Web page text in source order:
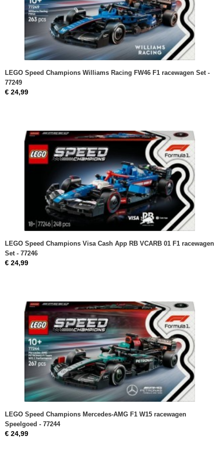
LEGO Speed Champions Williams Racing FW46 F1 racewagen Set -
77249
€ 24,99
LEGO Speed Champions Visa Cash App RB VCARB 01 F1 racewagen
Set - 77246
€ 24,99
LEGO Speed Champions Mercedes-AMG F1 W15 racewagen
Speelgoed - 77244
€ 24,99